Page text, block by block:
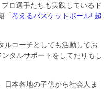
プロ選手たちも実践しているド
「考えるバスケットボール! 超
ルコーチとしても活動してお
タルサポートをしてたりもし
日本各地の子供から社会人ま